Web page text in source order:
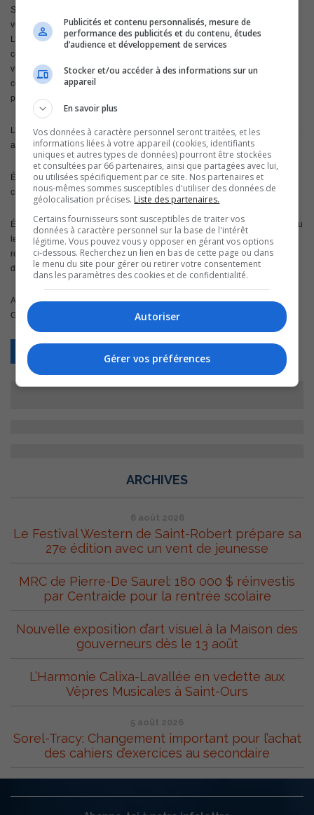
Studio Bagel est un collectif créé en 2012 par Lorenzo Benedetti qui a pour
vocation première de produire du contenu humoristique pour Internet.
L’entreprise possède le premier réseau de chaînes YouTube de type
comédie en France et celles-ci génèrent des dizaines de millions de vidéos
vues chaque mois et attirent une quinzaine de millions d’abonnés. Le
collectif œuvre aussi en télévision, de par la production de plusieurs
programmes courts. Depuis mars 2014, il fait partie du Groupe Canal +.
L’animateur, M. Poulpe, est humoriste, scénariste, animateur de télévision et
acteur, et est déjà bien connu du public français.
Éric Salvail a précisé qu’il était plus qu’heureux que le format original qu’il a
créé avec son équipe ait traversé l’océan pour se faire voir en France.
Également, l’animateur fait partie des nommés au 31e gala Artis qui aura lieu
le dimanche 24 avril prochain à compter de 19h00 au réseau TVA. Il se
retrouve dans les catégories animateur(trice) de variétés ou de
divertissement et animateur(trice) de magazines culturels et talk-shows.
Au cours de sa carrière, Éric Salvail a remporté 8 trophées Artis ainsi que 2
Gémeaux.
ARCHIVES
6 août 2026
Le Festival Western de Saint-Robert prépare sa
27e édition avec un vent de jeunesse
MRC de Pierre-De Saurel: 180 000 $ réinvestis
par Centraide pour la rentrée scolaire
Nouvelle exposition d’art visuel à la Maison des
gouverneurs dès le 13 août
L’Harmonie Calixa-Lavallée en vedette aux
Vêpres Musicales à Saint-Ours
5 août 2026
Sorel-Tracy: Changement important pour l’achat
des cahiers d’exercices au secondaire
Publicités et contenu personnalisés, mesure de
performance des publicités et du contenu, études
d’audience et développement de services
Stocker et/ou accéder à des informations sur un
appareil
En savoir plus
Vos données à caractère personnel seront traitées, et les
informations liées à votre appareil (cookies, identifiants
uniques et autres types de données) pourront être stockées
et consultées par 66 partenaires, ainsi que partagées avec lui,
ou utilisées spécifiquement par ce site. Nos partenaires et
nous-mêmes sommes susceptibles d'utiliser des données de
géolocalisation précises. Liste des partenaires.
Certains fournisseurs sont susceptibles de traiter vos
données à caractère personnel sur la base de l'intérêt
légitime. Vous pouvez vous y opposer en gérant vos options
ci-dessous. Recherchez un lien en bas de cette page ou dans
le menu du site pour gérer ou retirer votre consentement
dans les paramètres des cookies et de confidentialité.
Autoriser
Gérer vos préférences